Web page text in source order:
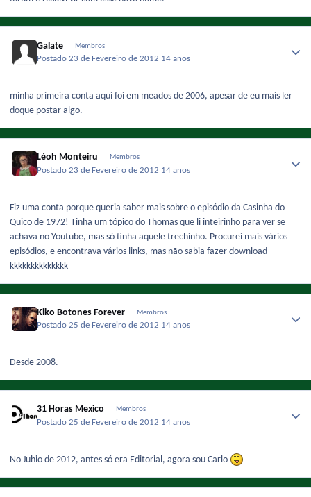
Galate Membros
Postado23 de Fevereiro de 2012 14 anos
minha primeira conta aqui foi em meados de 2006, apesar de eu mais ler
doque postar algo.
Léoh Monteiru Membros
Postado23 de Fevereiro de 2012 14 anos
Fiz uma conta porque queria saber mais sobre o episódio da Casinha do
Quico de 1972! Tinha um tópico do Thomas que li inteirinho para ver se
achava no Youtube, mas só tinha aquele trechinho. Procurei mais vários
episódios, e encontrava vários links, mas não sabia fazer download
kkkkkkkkkkkkkk
Kiko Botones Forever Membros
Postado25 de Fevereiro de 2012 14 anos
Desde 2008.
31 Horas Mexico Membros
Postado25 de Fevereiro de 2012 14 anos
No Juhio de 2012, antes só era Editorial, agora sou Carlo